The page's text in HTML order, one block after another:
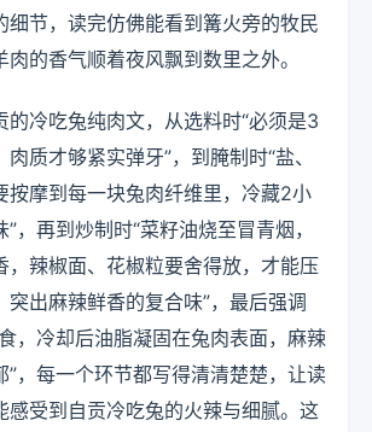
细节，读完仿佛能看到篝火旁的牧民
的香气顺着夜风飘到数里之外。
的冷吃兔纯肉文，从选料时“必须是3
质才够紧实弹牙”，到腌制时“盐、
按摩到每一块兔肉纤维里，冷藏2小
，再到炒制时“菜籽油烧至冒青烟，
，辣椒面、花椒粒要舍得放，才能压
突出麻辣鲜香的复合味”，最后强调
，冷却后油脂凝固在兔肉表面，麻辣
”，每一个环节都写得清清楚楚，让读
感受到自贡冷吃兔的火辣与细腻。这